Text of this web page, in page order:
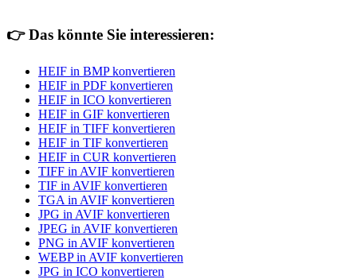
👉Das könnte Sie interessieren:
HEIF in BMP konvertieren
HEIF in PDF konvertieren
HEIF in ICO konvertieren
HEIF in GIF konvertieren
HEIF in TIFF konvertieren
HEIF in TIF konvertieren
HEIF in CUR konvertieren
TIFF in AVIF konvertieren
TIF in AVIF konvertieren
TGA in AVIF konvertieren
JPG in AVIF konvertieren
JPEG in AVIF konvertieren
PNG in AVIF konvertieren
WEBP in AVIF konvertieren
JPG in ICO konvertieren